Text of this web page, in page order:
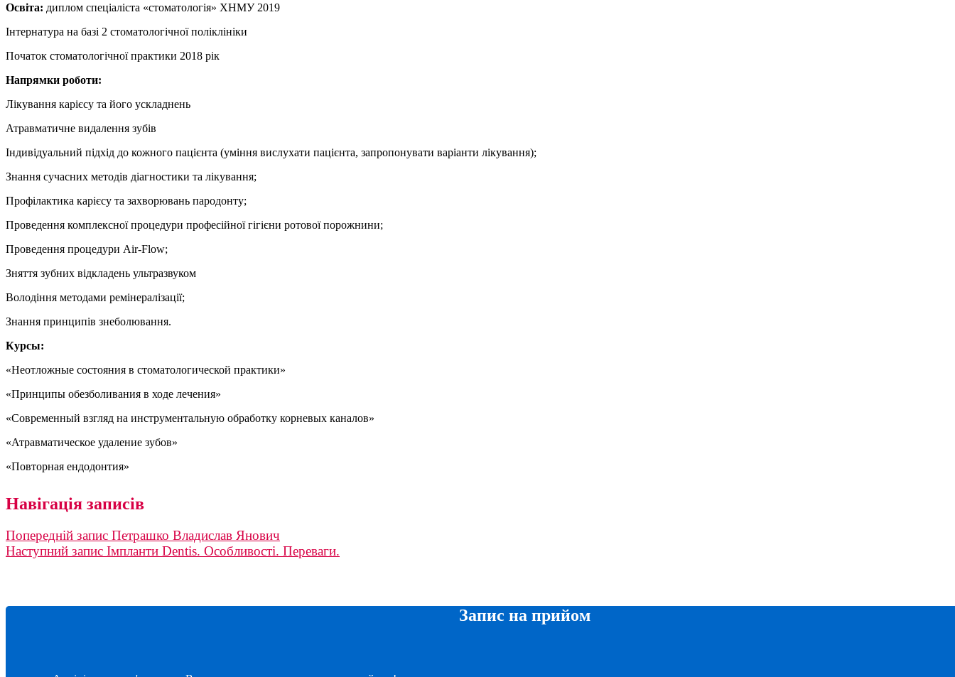
Освіта: диплом спеціаліста «стоматологія» ХНМУ 2019
Інтернатура на базі 2 стоматологічної поліклініки
Початок стоматологічної практики 2018 рік
Напрямки роботи:
Лікування карієсу та його ускладнень
Атравматичне видалення зубів
Індивідуальний підхід до кожного пацієнта (уміння вислухати пацієнта, запропонувати варіанти лікування);
Знання сучасних методів діагностики та лікування;
Профілактика карієсу та захворювань пародонту;
Проведення комплексної процедури професійної гігієни ротової порожнини;
Проведення процедури Air-Flow;
Зняття зубних відкладень ультразвуком
Володіння методами ремінералізації;
Знання принципів знеболювання.
Курсы:
«Неотложные состояния в стоматологической практики»
«Принципы обезболивания в ходе лечения»
«Современный взгляд на инструментальную обработку корневых каналов»
«Атравматическое удаление зубов»
«Повторная ендодонтия»
Навігація записів
Попередній запис Петрашко Владислав Янович
Наступний запис Імпланти Dentis. Особливості. Переваги.
Запис на прийом